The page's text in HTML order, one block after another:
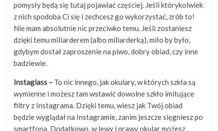
pomysły będą się tutaj pojawiać częściej. Jeśli którykolwiek
z nich spodoba Ci się i zechcesz go wykorzystać, zrób to!
Nie mam absolutnie nic przeciwko temu. Jeśli zostaniesz
dzięki temu miliarderem (albo miliarderką), miło by było,
gdybym dostał zaproszenie na piwo, dobry obiad, czy inne
badziewie.
Instaglass – To nic innego, jak okulary, w których szkła są
wymienne i możesz tam wstawić dowolne szkło imitujące
filtry z Instagrama. Dzięki temu, wiesz jak Twój obiad
będzie wyglądał na Instagramie, zanim jeszcze sięgniesz po
smartfona. Dodatkowo, w lewy i prawy okular możesz